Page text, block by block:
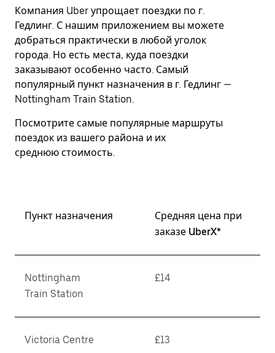
Компания Uber упрощает поездки по г.
Гедлинг. С нашим приложением вы можете
добраться практически в любой уголок
города. Но есть места, куда поездки
заказывают особенно часто. Самый
популярный пункт назначения в г. Гедлинг —
Nottingham Train Station.
Посмотрите самые популярные маршруты
поездок из вашего района и их
среднюю стоимость.
Пункт назначения
Средняя цена при
заказе UberX*
Nottingham
Train Station
£14
Victoria Centre £13